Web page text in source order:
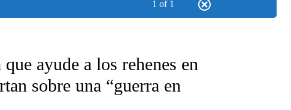
1 of 1
NOTIFICATIONS ABOUT NEW PAGES ON "CNN - SPANISH".
ayude a los rehenes en
sobre una “guerra en